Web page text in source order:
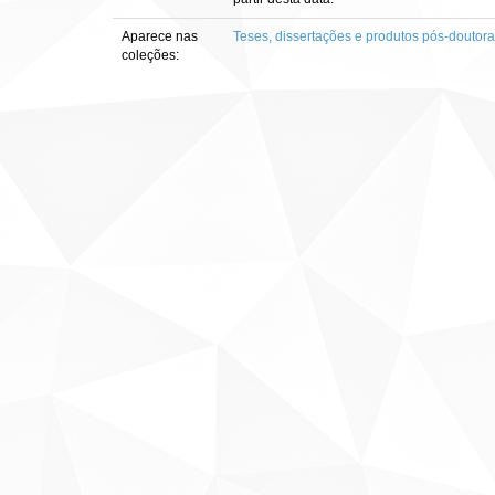
Aparece nas
coleções:
Teses, dissertações e produtos pós-